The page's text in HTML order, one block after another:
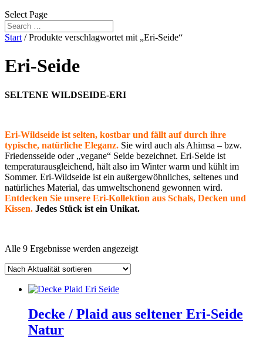
Select Page
Start / Produkte verschlagwortet mit „Eri-Seide“
Eri-Seide
SELTENE WILDSEIDE-ERI
Eri-Wildseide ist selten, kostbar und fällt auf durch ihre
typische, natürliche Eleganz. Sie wird auch als Ahimsa – bzw.
Friedensseide oder „vegane“ Seide bezeichnet. Eri-Seide ist
temperaturausgleichend, hält also im Winter warm und kühlt im
Sommer. Eri-Wildseide ist ein außergewöhnliches, seltenes und
natürliches Material, das umweltschonend gewonnen wird.
Entdecken Sie unsere Eri-Kollektion aus Schals, Decken und
Kissen. Jedes Stück ist ein Unikat.
Alle 9 Ergebnisse werden angezeigtNach
Decke / Plaid aus seltener Eri-Seide
Natur